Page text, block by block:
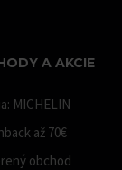
A AKCIE
MICHELIN
až 70€
obchod